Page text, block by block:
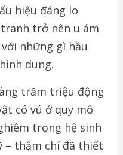
hiệu đáng lo
trở nên u ám
những gì hầu
dung.
trăm triệu động
có vú ở quy mô
trọng hệ sinh
– thậm chí đã thiết